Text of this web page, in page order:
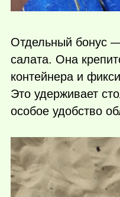
Отдельный бонус
салата. Она
контейнера и
Это удерживает
особое удобство